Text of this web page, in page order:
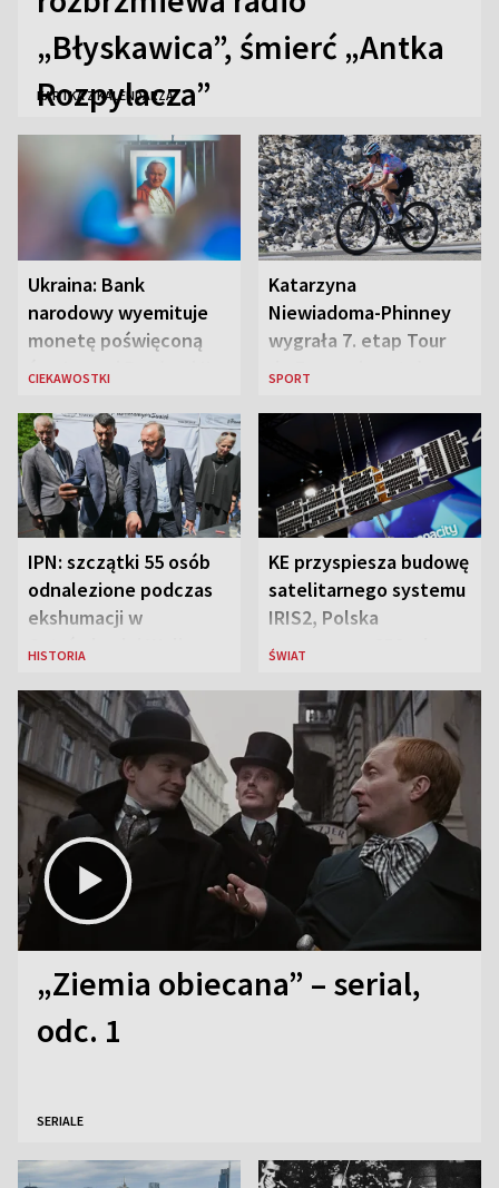
„Błyskawica”, śmierć „Antka
Rozpylacza”
KARTKA Z KALENDARZA
Ukraina: Bank
narodowy wyemituje
monetę poświęconą
św. Janowi Pawłowi II
CIEKAWOSTKI
Katarzyna
Niewiadoma-Phinney
wygrała 7. etap Tour
de France i została
SPORT
IPN: szczątki 55 osób
odnalezione podczas
ekshumacji w
Ostrówkach i Woli
HISTORIA
KE przyspiesza budowę
satelitarnego systemu
IRIS2, Polska
przeznaczy 656 mln
ŚWIAT
„Ziemia obiecana” – serial,
odc. 1
SERIALE